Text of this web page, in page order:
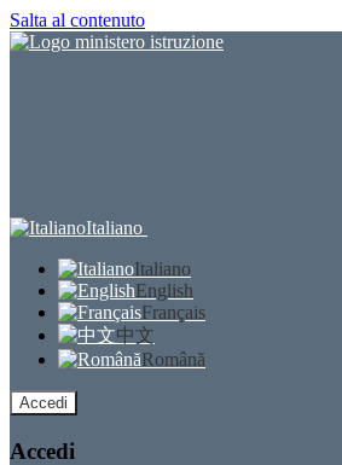
Salta al contenuto
Italiano
Italiano
English
Français
中文
Română
Accedi
Accedi